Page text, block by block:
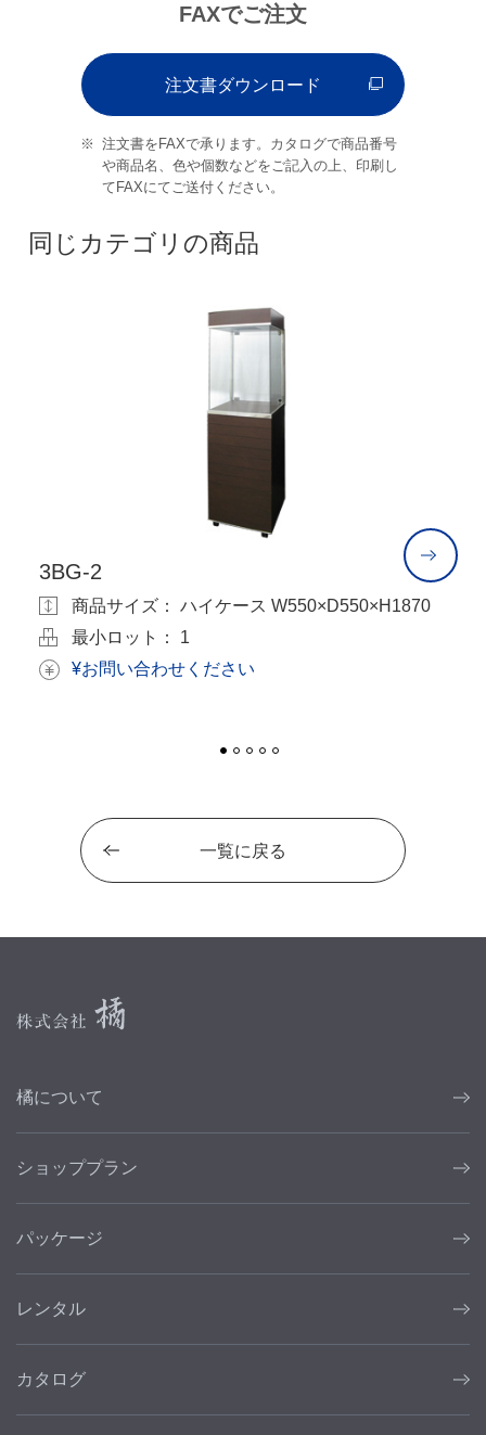
FAXでご注文
注文書ダウンロード
注文書をFAXで承ります。カタログで商品番号
や商品名、色や個数などをご記入の上、印刷し
てFAXにてご送付ください。
同じカテゴリの商品
3BG-2
商品サイズ： ハイケース W550×D550×H1870
最小ロット： 1
¥お問い合わせください
一覧に戻る
橘について
ショッププラン
パッケージ
レンタル
カタログ